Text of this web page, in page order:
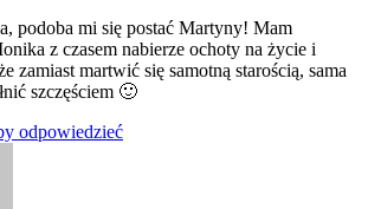
podoba mi się postać Martyny! Mam
z czasem nabierze ochoty na życie i
zamiast martwić się samotną starością, sama
szczęściem 🙂
odpowiedzieć